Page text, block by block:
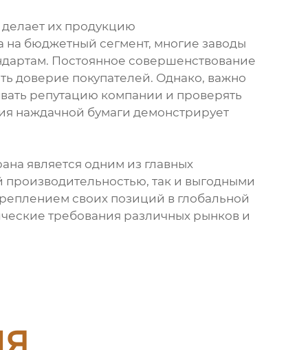
их продукцию
на бюджетный сегмент, многие заводы
Постоянное совершенствование
доверие покупателей. Однако, важно
репутацию компании и проверять
наждачной бумаги демонстрирует
является одним из главных
так и выгодными
своих позиций в глобальной
требования различных рынков и